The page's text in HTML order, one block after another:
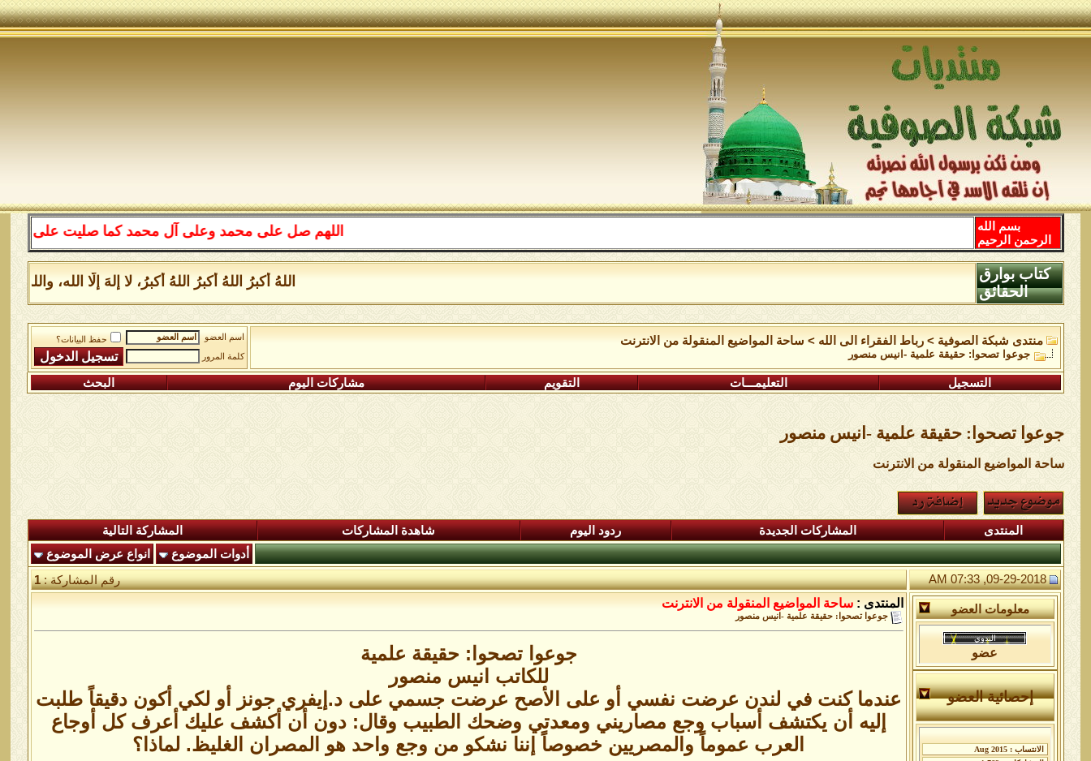
اللهم صل على محمد وعلى آل محمد كما صليت على إبراهيم
بسم الله
الرحمن الرحيم
اللهُ أكبرُ اللهُ أكبرُ اللهُ أكبرُ، لا إلهَ إلَّا الله،
كتاب بوارق
الحقائق
منتدى شبكة الصوفية >رباط الفقراء الى الله > ساحة المواضيع المنقولة من الانترنت
جوعوا تصحوا: حقيقة علمية -انيس منصور
اسم العضو
حفظ البيانات؟
كلمة المرور
التسجيل التعليمـــات التقويم مشاركات اليوم البحث
جوعوا تصحوا: حقيقة علمية -انيس منصور
ساحة المواضيع المنقولة من الانترنت
المنتدى المشاركات الجديدة ردود اليوم شاهدة المشاركات
المشاركة التالية
أدوات الموضوع
انواع عرض الموضوع
09-29-2018, 07:33 AM
رقم المشاركة :1
معلومات العضو
عضو
إحصائية العضو
المنتدى : ساحة المواضيع المنقولة من الانترنت
جوعوا تصحوا: حقيقة علمية -انيس منصور
جوعوا تصحوا: حقيقة علمية
للكاتب انيس منصور
عندما كنت في لندن عرضت نفسي أو على الأصح عرضت جسمي على د.إيفري جونز أو لكي أكون دقيقاً طلبت
إليه أن يكتشف أسباب وجع مصاريني ومعدتي وضحك الطبيب وقال: دون أن أكشف عليك أعرف كل أوجاع
العرب عموماً والمصريين خصوصاً إننا نشكو من وجع واحد هو المصران الغليظ. لماذا؟